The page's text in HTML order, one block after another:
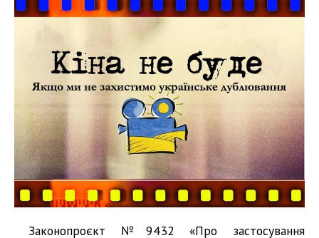
Законопроєкт №9432 «Про застосування